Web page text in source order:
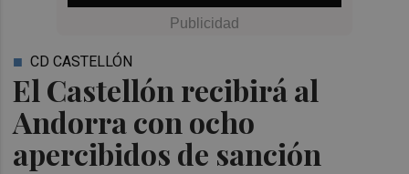
El Castellón recibirá al
Andorra con ocho
apercibidos de sanción
CD CASTELLÓN